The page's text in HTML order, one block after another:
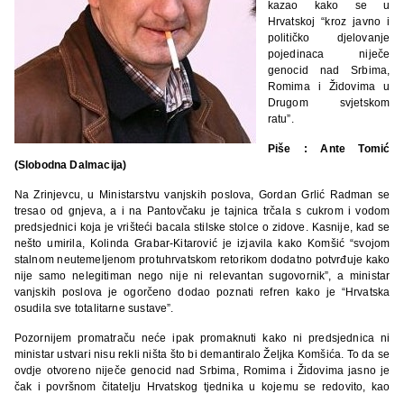
kazao kako se u
Hrvatskoj “kroz javno i
političko djelovanje
pojedinaca niječe
genocid nad Srbima,
Romima i Židovima u
Drugom svjetskom
ratu”.
Piše : Ante Tomić
(Slobodna Dalmacija)
Na Zrinjevcu, u Ministarstvu vanjskih poslova, Gordan Grlić Radman se
tresao od gnjeva, a i na Pantovčaku je tajnica trčala s cukrom i vodom
predsjednici koja je vrišteći bacala stilske stolce o zidove. Kasnije, kad se
nešto umirila, Kolinda Grabar-Kitarović je izjavila kako Komšić “svojom
stalnom neutemeljenom protuhrvatskom retorikom dodatno potvrđuje kako
nije samo nelegitiman nego nije ni relevantan sugovornik”, a ministar
vanjskih poslova je ogorčeno dodao poznati refren kako je “Hrvatska
osudila sve totalitarne sustave”.
Pozornijem promatraču neće ipak promaknuti kako ni predsjednica ni
ministar ustvari nisu rekli ništa što bi demantiralo Željka Komšića. To da se
ovdje otvoreno niječe genocid nad Srbima, Romima i Židovima jasno je
čak i površnom čitatelju Hrvatskog tjednika u kojemu se redovito, kao